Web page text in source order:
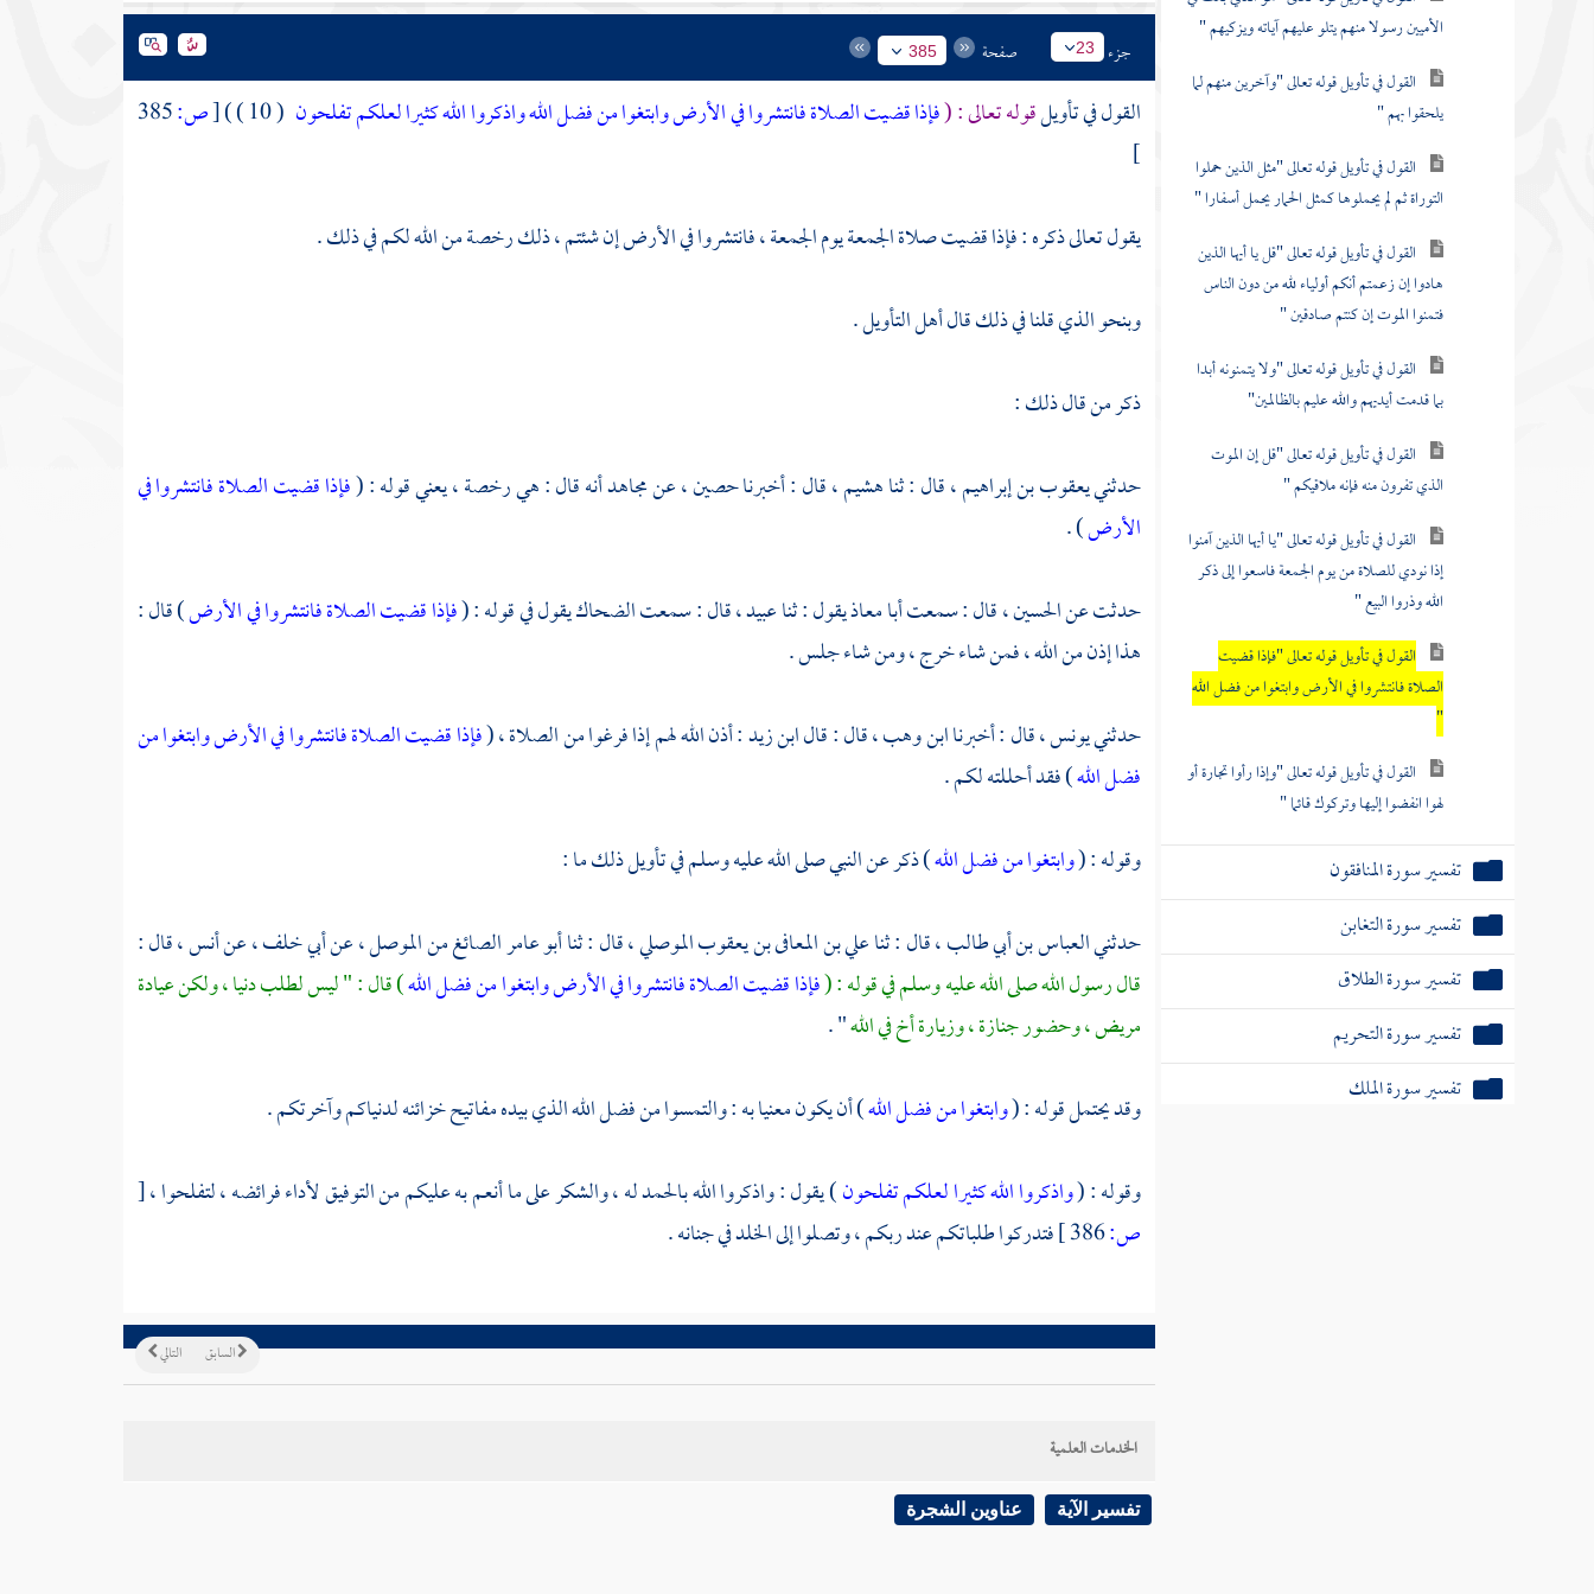
الأميين رسولا منهم يتلو عليهم آياته ويزكيهم "
القول في تأويل قوله تعالى "وآخرين منهم لما
يلحقوا بهم "
القول في تأويل قوله تعالى "مثل الذين حملوا
التوراة ثم لم يحملوها كمثل الحمار يحمل أسفارا "
القول في تأويل قوله تعالى "قل يا أيها الذين
هادوا إن زعمتم أنكم أولياء لله من دون الناس
فتمنوا الموت إن كنتم صادقين "
القول في تأويل قوله تعالى "ولا يتمنونه أبدا
بما قدمت أيديهم والله عليم بالظالمين"
القول في تأويل قوله تعالى "قل إن الموت
الذي تفرون منه فإنه ملاقيكم "
القول في تأويل قوله تعالى "يا أيها الذين آمنوا
إذا نودي للصلاة من يوم الجمعة فاسعوا إلى ذكر
الله وذروا البيع "
القول في تأويل قوله تعالى "فإذا قضيت
الصلاة فانتشروا في الأرض وابتغوا من فضل الله
"
القول في تأويل قوله تعالى "وإذا رأوا تجارة أو
لهوا انفضوا إليها وتركوك قائما "
تفسير سورة المنافقون
تفسير سورة التغابن
تفسير سورة الطلاق
تفسير سورة التحريم
تفسير سورة الملك
جزء 23 صفحة 385
القول في تأويلقوله تعالى : (فإذا قضيت الصلاة فانتشروا في الأرض وابتغوا من فضل الله واذكروا الله كثيرا لعلكم تفلحون ( 10 ) )
[ص:385
]
يقول تعالى ذكره : فإذا قضيت صلاة الجمعة يوم الجمعة ، فانتشروا في الأرض إن شئتم ، ذلك رخصة من الله لكم في ذلك .
وبنحو الذي قلنا في ذلك قال أهل التأويل .
ذكر من قال ذلك :
حدثنييعقوب بن إبراهيم ،قال : ثناهشيم ،قال : أخبرناحصين ،عنمجاهدأنه قال : هي رخصة ، يعني قوله : (فإذا قضيت الصلاة فانتشروا في
الأرض) .
حدثت عنالحسين ،قال : سمعتأبا معاذيقول : ثناعبيد ،قال : سمعتالضحاكيقول في قوله : (فإذا قضيت الصلاة فانتشروا في الأرض) قال :
هذا إذن من الله ، فمن شاء خرج ، ومن شاء جلس .
حدثنييونس ،قال : أخبرناابن وهب ،قال : قالابن زيد: أذن الله لهم إذا فرغوا من الصلاة ، (فإذا قضيت الصلاة فانتشروا في الأرض وابتغوا من
فضل الله) فقد أحللته لكم .
وقوله : (وابتغوا من فضل الله) ذكر عن النبي صلى الله عليه وسلم في تأويل ذلك ما :
حدثنيالعباس بن أبي طالب ،قال : ثناعلي بن المعافى بن يعقوب الموصلي ،قال : ثناأبو عامر الصائغمنالموصل ،عنأبي خلف ،عنأنس ،قال :
قال رسول الله صلى الله عليه وسلم في قوله : (فإذا قضيت الصلاة فانتشروا في الأرض وابتغوا من فضل الله) قال : " ليس لطلب دنيا ، ولكن عيادة
مريض ، وحضور جنازة ، وزيارة أخ في الله" .
وقد يحتمل قوله : (وابتغوا من فضل الله) أن يكون معنيا به : والتمسوا من فضل الله الذي بيده مفاتيح خزائنه لدنياكم وآخرتكم .
وقوله : (واذكروا الله كثيرا لعلكم تفلحون) يقول : واذكروا الله بالحمد له ، والشكر على ما أنعم به عليكم من التوفيق لأداء فرائضه ، لتفلحوا ،[
ص:
فتدركوا طلباتكم عند ربكم ، وتصلوا إلى الخلد في جنانه .
التالي السابق
الخدمات العلمية
تفسير الآية عناوين الشجرة